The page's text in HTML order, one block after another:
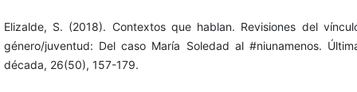
Elizalde, S. (2018). Contextos que hablan. Revisiones del
género/juventud: Del caso María Soledad al #niunamenos.
década, 26(50), 157-179.